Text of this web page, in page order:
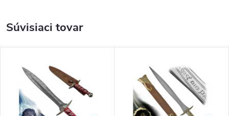
Súvisiaci tovar